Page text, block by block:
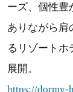
ーズ、個性豊
ありながら肩
るリゾートホ
展開。
https://dormy-